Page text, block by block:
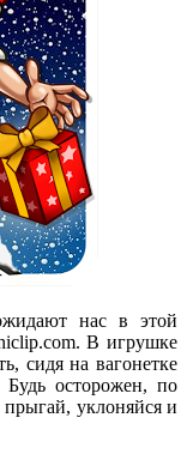
нас в этой
В игрушке
сидя на вагонетке
осторожен, по
уклоняйся и